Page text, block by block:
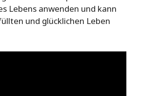
Lebens anwenden und kann
und glücklichen Leben